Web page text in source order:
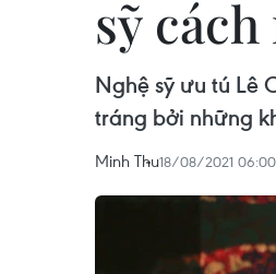
sỹ
Nghệ sỹ ưu tú Lê
tráng bởi những
Minh Thu18/08/2021 06:00